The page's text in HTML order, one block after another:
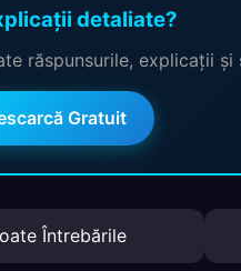
detaliate?
răspunsurile, explicații și
Gratuit
Întrebările